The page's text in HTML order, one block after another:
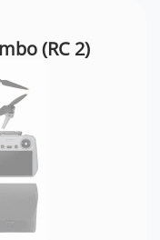
(RC 2)